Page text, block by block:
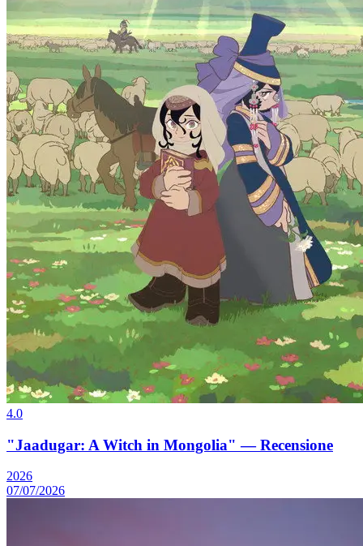
4.0
"Jaadugar: A Witch in Mongolia" — Recensione
2026
07/07/2026